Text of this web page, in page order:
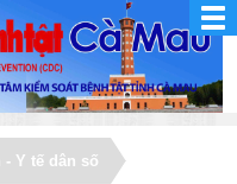
Y tế dân số